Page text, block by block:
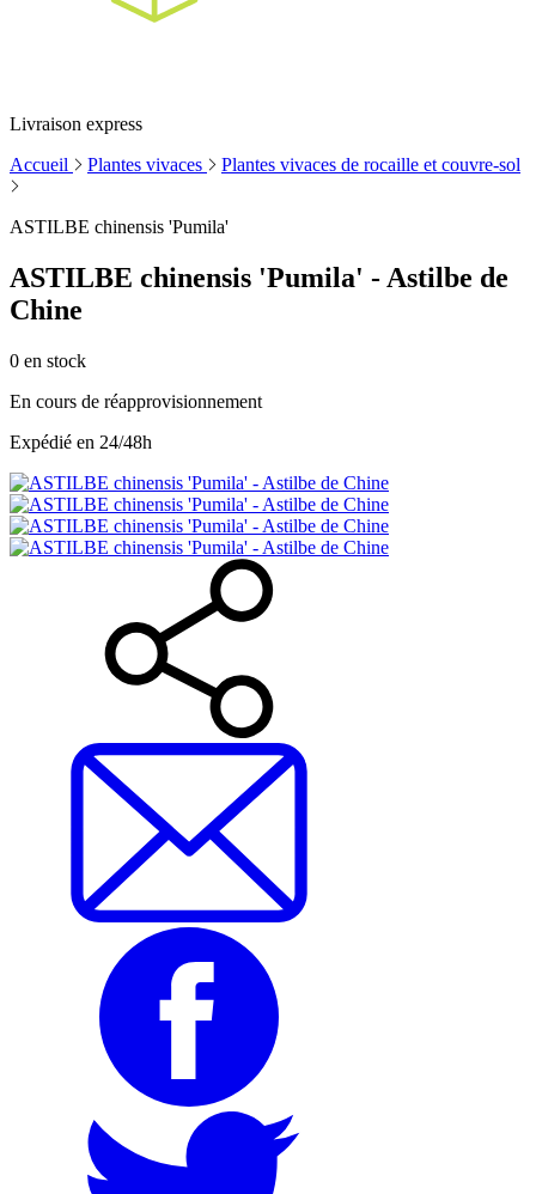
Livraison express
Accueil
Plantes vivaces Plantes vivaces de rocaille et couvre-sol
ASTILBE chinensis 'Pumila'
ASTILBE chinensis 'Pumila' - Astilbe de
Chine
0 en stock
En cours de réapprovisionnement
Expédié en 24/48h